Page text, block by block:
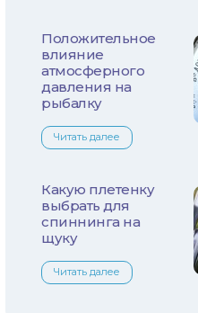
Язь
Линь
Налим
Осетр
Ротан
Положительное
влияние
атмосферного
давления на
рыбалку
Читать далее
Какую плетенку
выбрать для
спиннинга на
щуку
Читать далее